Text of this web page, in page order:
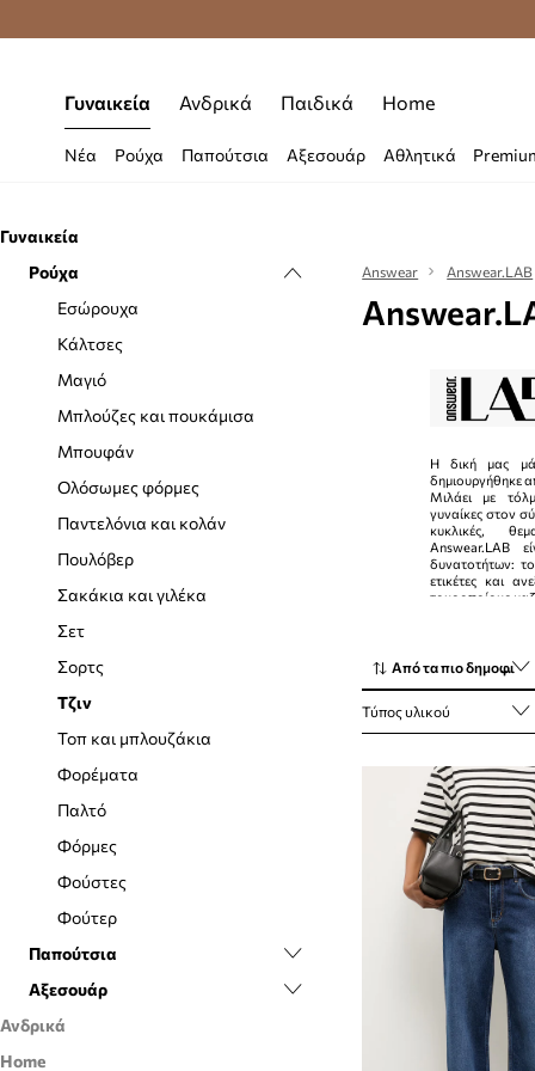
Γυναικεία Ανδρικά Παιδικά Home
Νέα Ρούχα Παπούτσια Αξεσουάρ Αθλητικά
Γυναικεία
Ρούχα
Εσώρουχα
Κάλτσες
Μαγιό
Μπλούζες και πουκάμισα
Μπουφάν
Ολόσωμες φόρμες
Παντελόνια και κολάν
Πουλόβερ
Σακάκια και γιλέκα
Σετ
Σορτς
Τζιν
Τοπ και μπλουζάκια
Φορέματα
Παλτό
Φόρμες
Φούστες
Φούτερ
Παπούτσια
Casual και μοκασίνια
Sneakers
Αξεσουάρ
Γάντια
Ανδρικά
Αξεσουάρ
Home
Answear Answear.LAB
Η δική μας
δημιουργήθηκε
Μιλάει με
γυναίκες στον
κυκλικές,
Answear.LAB
δυνατοτήτων:
ετικέτες και
τους οποίους
Από τα πιο δημοφιλή
Τύπος υλικού